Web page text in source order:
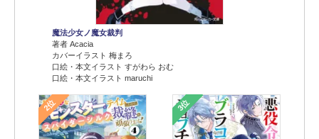
魔法少女ノ魔女裁判
著者 Acacia
カバーイラスト 梅まろ
口絵・本文イラスト すがわら おむ
口絵・本文イラスト maruchi
2位 3位